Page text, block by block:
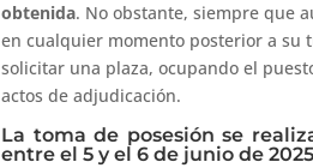
obtenida. No obstante, siempre que
en cualquier momento posterior a su
solicitar una plaza, ocupando el
actos de adjudicación.
La toma de posesión se
entre el 5 y el 6 de junio de 2025